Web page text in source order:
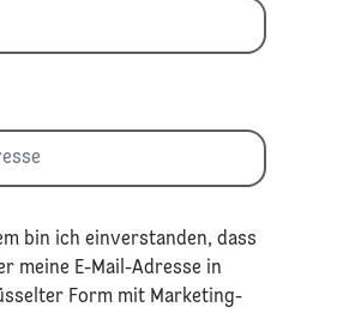
bin ich einverstanden, dass
meine E-Mail-Adresse in
Form mit Marketing-